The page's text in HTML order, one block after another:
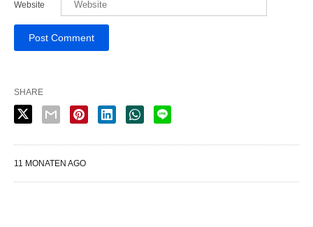
Website
SHARE
11 MONATEN AGO